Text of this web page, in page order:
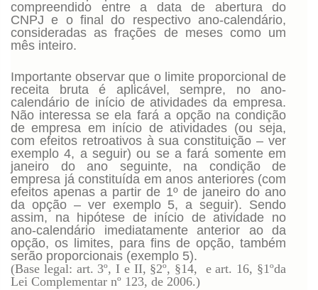
compreendido entre a data de abertura do
CNPJ e o final do respectivo ano-calendário,
consideradas as frações de meses como um
mês inteiro.
Importante observar que o limite proporcional de
receita bruta é aplicável, sempre, no ano-
calendário de início de atividades da empresa.
Não interessa se ela fará a opção na condição
de empresa em início de atividades (ou seja,
com efeitos retroativos à sua constituição – ver
exemplo 4, a seguir) ou se a fará somente em
janeiro do ano seguinte, na condição de
empresa já constituída em anos anteriores (com
efeitos apenas a partir de 1º de janeiro do ano
da opção – ver exemplo 5, a seguir). Sendo
assim, na hipótese de início de atividade no
ano-calendário imediatamente anterior ao da
opção, os limites, para fins de opção, também
serão proporcionais (exemplo 5).
(Base legal: art. 3º, I e II, §2º, §14, e art. 16, §1ºda
Lei Complementar nº 123, de 2006.)